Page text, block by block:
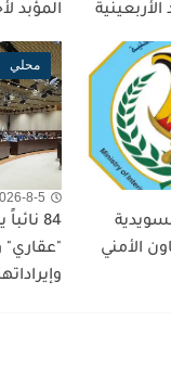
المؤبد
الأمني
محلي
2026-8-5
84
"عقاري"